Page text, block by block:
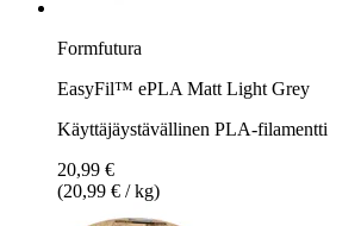
Formfutura
EasyFil™ ePLA Matt Light Grey
Käyttäjäystävällinen PLA-filamentti
20,99 €
(20,99 € / kg)